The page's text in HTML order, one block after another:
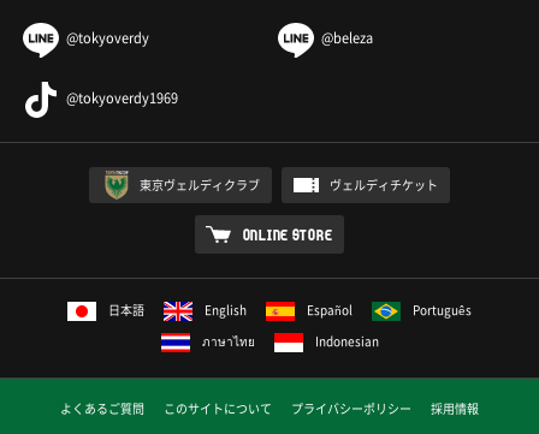
@tokyoverdy @beleza
@tokyoverdy1969
東京ヴェルディクラブ ヴェルディチケット
ONLINE STORE
日本語 English Español
Português
ภาษาไทย
Indonesian
よくあるご質問 このサイトについて プライバシーポリシー 採用情報